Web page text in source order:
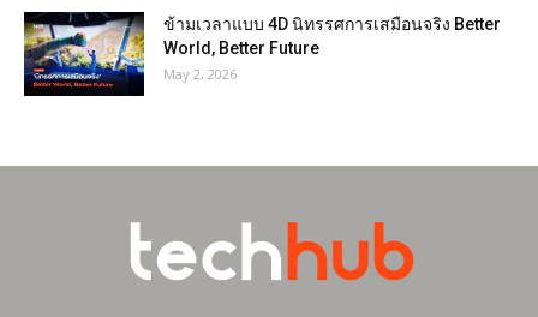
ข้ามเวลาแบบ 4D นิทรรศการเสมือนจริง Better
World, Better Future
May 2, 2026